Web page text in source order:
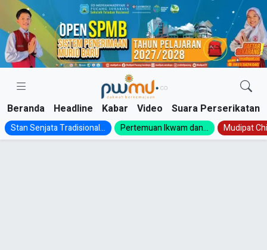
Skip
content
Beranda Headline Kabar Video Suara Perserikatan
Stan Senjata Tradisional... Pertemuan Ikwam dan... Mudipat